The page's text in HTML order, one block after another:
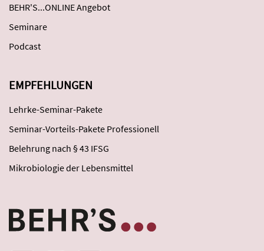
BEHR'S...ONLINE Angebot
Seminare
Podcast
EMPFEHLUNGEN
Lehrke-Seminar-Pakete
Seminar-Vorteils-Pakete Professionell
Belehrung nach § 43 IFSG
Mikrobiologie der Lebensmittel